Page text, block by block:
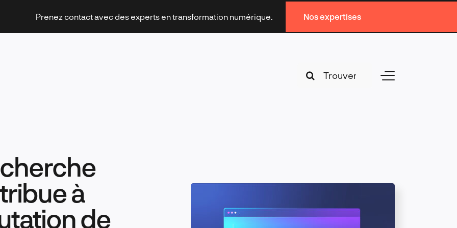
Prenez contact avec des experts en transformation numérique. Nos expertises
Toggle
Technologies et innovation
Leadership et management
à
de